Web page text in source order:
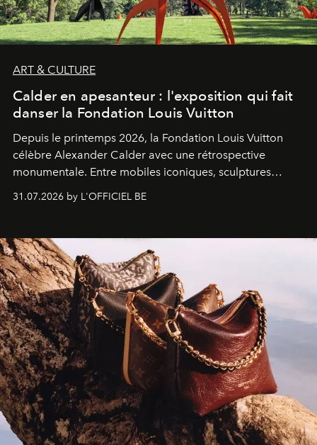
ART & CULTURE
Calder en apesanteur : l'exposition qui fait
danser la Fondation Louis Vuitton
Depuis le printemps 2026, la Fondation Louis Vuitton
célèbre Alexander Calder avec une rétrospective
monumentale. Entre mobiles iconiques, sculptures
monumentales et poésie du mouvement, l'artiste
américain investit les espaces imaginés par Frank Gehry
sculpture.
31.07.2026 by L'OFFICIEL BE